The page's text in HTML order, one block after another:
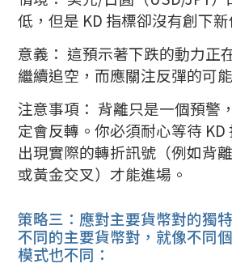
低，但是 KD 指標卻沒有創下
意義： 這預示著下跌的動力正
繼續追空，而應關注反彈的可
注意事項： 背離只是一個預警
定會反轉。你必須耐心等待 KD
出現實際的轉折訊號（例如背
或黃金交叉）才能進場。
策略三：應對主要貨幣對的獨
不同的主要貨幣對，就像不同
模式也不同：